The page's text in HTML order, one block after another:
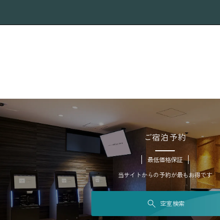
ご宿泊予約
最低価格保証
当サイトからの予約が最もお得です
空室検索